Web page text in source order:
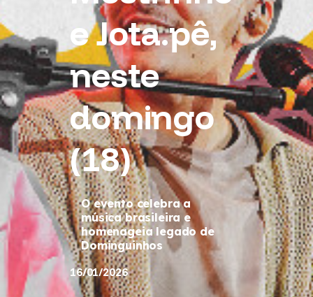
e Jota.pê,
neste
domingo
(18)
O evento celebra a
música brasileira e
homenageia legado de
Dominguinhos
16/01/2026